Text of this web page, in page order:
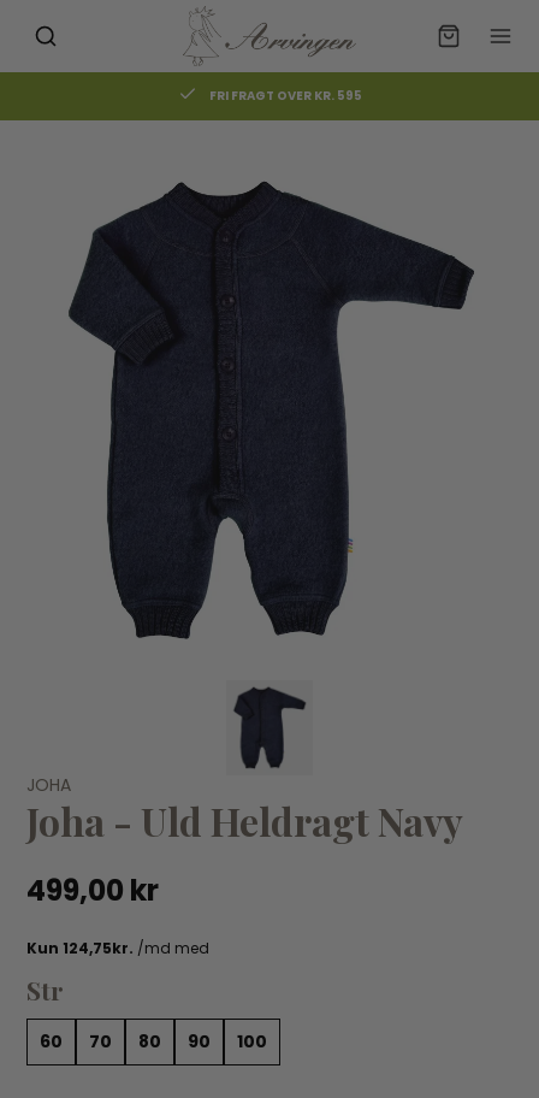
FRI FRAGT OVER KR. 595
produkter have din interesse?
JOHA
Joha - Futter - Navy uld
JOHA
Joha - Uld Heldragt Navy
499,00 kr
Str
60 70 80 90 100